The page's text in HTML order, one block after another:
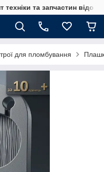
та запчастин
для пломбування